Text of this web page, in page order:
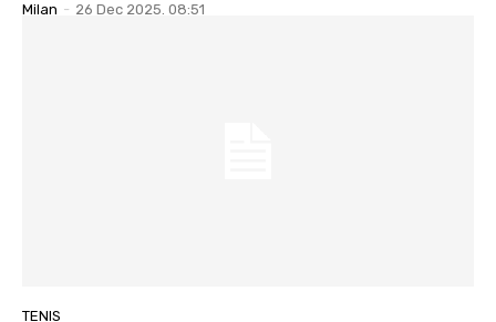
Milan - 26 Dec 2025. 08:51
TENIS